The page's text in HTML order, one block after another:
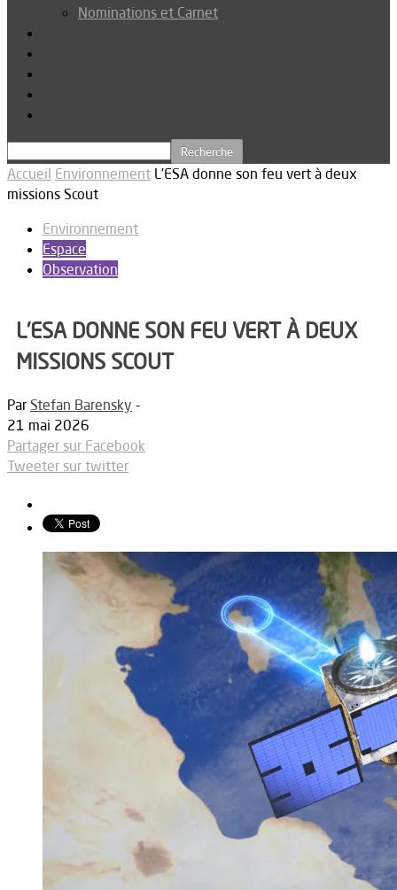
Nominations et Carnet
Accueil Environnement L’ESA donne son feu vert à deux
missions Scout
Environnement
Espace
Observation
L’ESA DONNE SON FEU VERT À DEUX
MISSIONS SCOUT
Par Stefan Barensky -
21 mai 2026
Partager sur Facebook
Tweeter sur twitter